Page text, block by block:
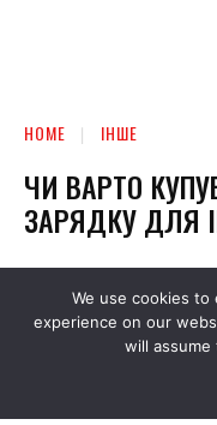
We use cookies
experience on our
will